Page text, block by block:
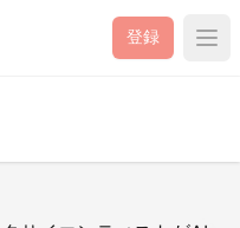
登録